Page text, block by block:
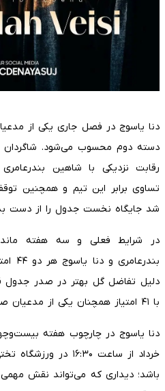
دنا یاسوج در فصل جاری یکی از
دسته دوم محسوب می‌شود. شاگردان
رقابت نزدیکی با شاهین
تساوی برابر این تیم و همچنین
شد جایگاه نخست جدول را از دست
در شرایط فعلی و سه هفته
دلیل تفاضل گل بهتر در صدر جدول
با ۴۱ امتیاز همچنان یکی از مدعیان صعود به شمار می‌رود.
خرداد از ساعت ۱۶:۳۰
باشد؛ دیداری که می‌تواند نقش